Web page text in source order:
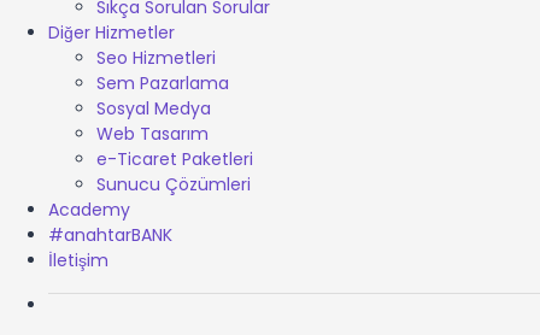
Sıkça Sorulan Sorular
Diğer Hizmetler
Seo Hizmetleri
Sem Pazarlama
Sosyal Medya
Web Tasarım
e-Ticaret Paketleri
Sunucu Çözümleri
Academy
#anahtarBANK
İletişim